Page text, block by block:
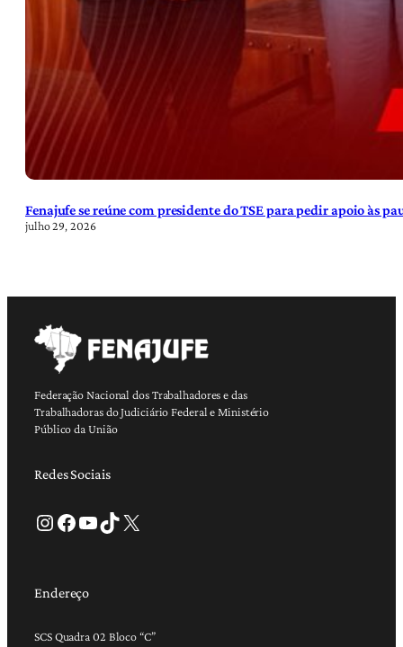
Fenajufe se reúne com presidente do TSE para pedir apoio às
julho 29, 2026
Federação Nacional dos Trabalhadores e das
Trabalhadoras do Judiciário Federal e Ministério
Público da União
Redes Sociais
Instagram Facebook Youtube TikTok X
Endereço
SCS Quadra 02 Bloco “C”